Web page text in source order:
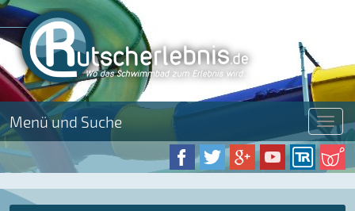
Menü und Suche Menü